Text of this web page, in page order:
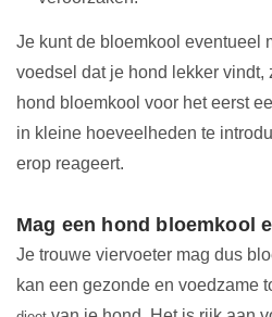
Je kunt de bloemkool eventueel
voedsel dat je hond lekker vindt,
hond bloemkool voor het eerst
in kleine hoeveelheden te
erop reageert.
Mag een hond bloemkool
Je trouwe viervoeter mag dus
kan een gezonde en voedzame